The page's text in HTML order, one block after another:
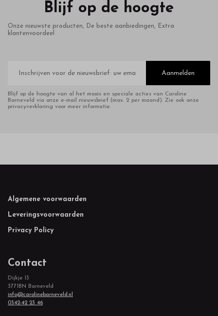
Blijf op de hoogte
Onze nieuwste producten, De beste aanbiedingen, Extra
klantenvoordeel
mailadres
Aanmelden
Blijf op de hoogte van al het moois en speciale acties van Caroline
Barneveld via onze e-mail nieuwsbrief (max. 2 per maand). Zie ook onze
privacyverklaring voor meer informatie.
Footer
Algemene voorwaarden
Leveringsvoorwaarden
Privacy Policy
Contact
Dijkje 13
3771BN Barneveld
info@carolinebarneveld.nl
0342-42 23 46